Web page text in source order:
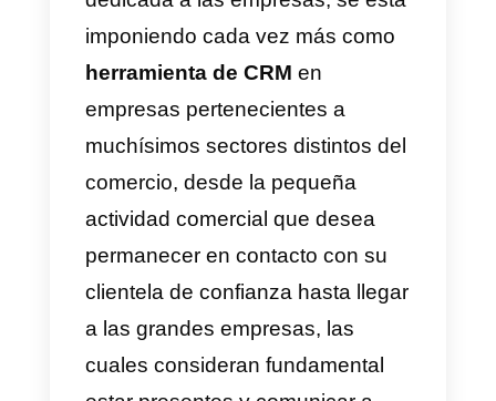
propiedad de Facebook permite
establecer de manera simple una
comunicación instantánea, pero
al mismo tiempo asincrónica,
entre el cliente y el negocio,
facilitando el intercambio de
informacióndurante todo el
proceso de adquisición, desde el
primer contacto hasta la